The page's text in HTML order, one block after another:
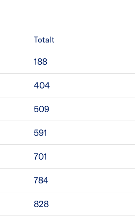
Totalt
188
404
509
591
701
784
828